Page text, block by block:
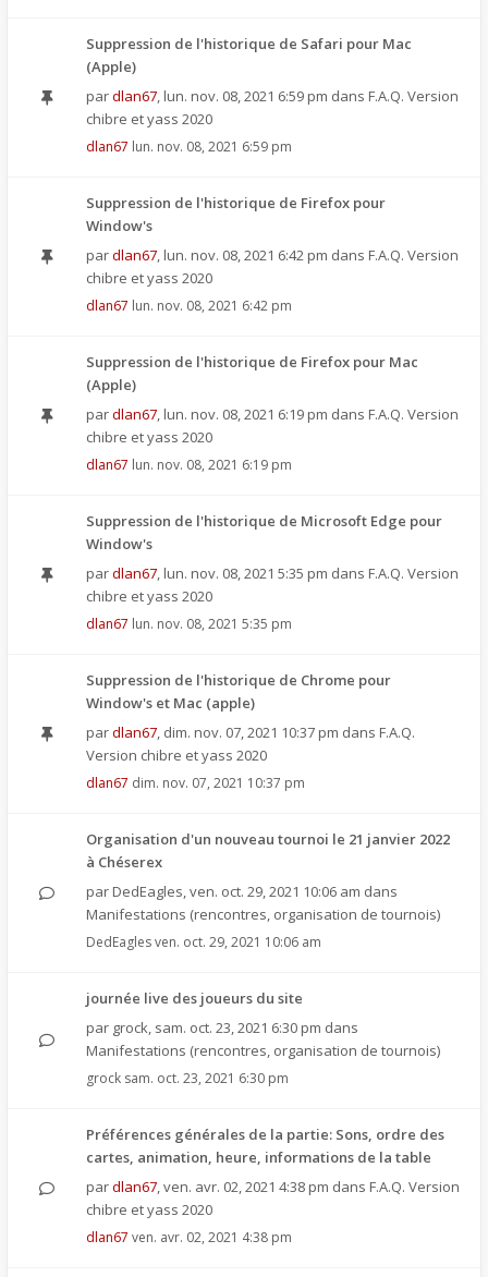
Suppression de l'historique de Safari pour Mac
(Apple)
pardlan67, lun. nov. 08, 2021 6:59 pm dans F.A.Q. Version
chibre et yass 2020
dlan67 lun. nov. 08, 2021 6:59 pm
Suppression de l'historique de Firefox pour
Window's
pardlan67, lun. nov. 08, 2021 6:42 pm dans F.A.Q. Version
chibre et yass 2020
dlan67 lun. nov. 08, 2021 6:42 pm
Suppression de l'historique de Firefox pour Mac
(Apple)
pardlan67, lun. nov. 08, 2021 6:19 pm dans F.A.Q. Version
chibre et yass 2020
dlan67 lun. nov. 08, 2021 6:19 pm
Suppression de l'historique de Microsoft Edge pour
Window's
pardlan67, lun. nov. 08, 2021 5:35 pm dans F.A.Q. Version
chibre et yass 2020
dlan67 lun. nov. 08, 2021 5:35 pm
Suppression de l'historique de Chrome pour
Window's et Mac (apple)
pardlan67, dim. nov. 07, 2021 10:37 pm dans F.A.Q.
Version chibre et yass 2020
dlan67 dim. nov. 07, 2021 10:37 pm
Organisation d'un nouveau tournoi le 21 janvier 2022
à Chéserex
par DedEagles,ven. oct. 29, 2021 10:06 am dans
Manifestations (rencontres, organisation de tournois)
DedEaglesven. oct. 29, 2021 10:06 am
journée live des joueurs du site
par grock, sam. oct. 23, 2021 6:30 pm dans
Manifestations (rencontres, organisation de tournois)
grock sam. oct. 23, 2021 6:30 pm
Préférences générales de la partie: Sons, ordre des
cartes, animation, heure, informations de la table
pardlan67,ven. avr. 02, 2021 4:38 pm dans F.A.Q. Version
chibre et yass 2020
dlan67 ven. avr. 02, 2021 4:38 pm